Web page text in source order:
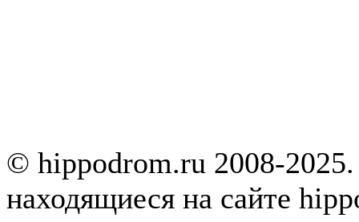
© hippodrom.ru 2008-
находящиеся на сайте